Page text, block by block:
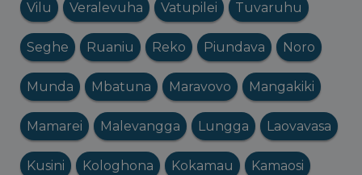
Vilu Veralevuha Vatupilei Tuvaruhu
Seghe Ruaniu Reko Piundava Noro
Munda Mbatuna Maravovo Mangakiki
Mamarei Malevangga Lungga Laovavasa
Kusini Kologhona Kokamau Kamaosi